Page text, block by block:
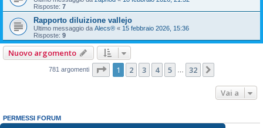
Risposte: 7
Rapporto diluizione vallejo
Ultimo messaggio da Alecs® « 15 febbraio 2026, 15:36
Risposte: 9
Nuovo argomento
781 argomenti Pagina di 32
1 2 3 4 5 32
Vai a
PERMESSI FORUM